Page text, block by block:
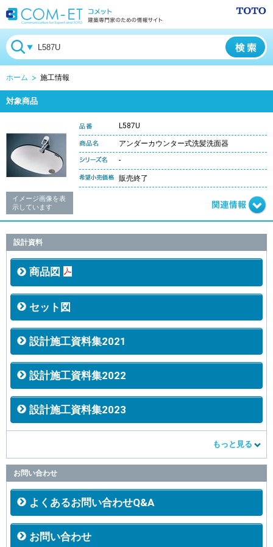
ホーム 施工情報
対象商品
イメージ画像を表
示しています
L587U
アンダーカウンター式洗髪洗面器
-
販売終了
設計資料
商品図
セット図
設計施工資料集2021
設計施工資料集2022
設計施工資料集2023
もっと見る
お問い合わせ
よくあるお問い合わせQ&A
お問い合わせ